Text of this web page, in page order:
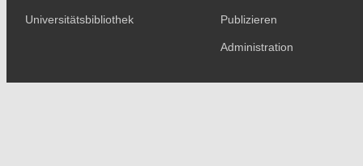
Universitätsbibliothek Publizieren
Administration